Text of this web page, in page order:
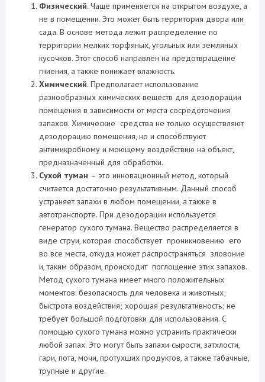
Физический. Чаще применяется на открытом воздухе, а
не в помещении. Это может быть территория двора или
сада. В основе метода лежит распределение по
территории мелких торфяных, угольных или земляных
кусочков. Этот способ направлен на предотвращение
гниения, а также понижает влажность.
Химический. Предполагает использование
разнообразных химических веществ для дезодорации
помещения в зависимости от места сосредоточения
запахов. Химические средства не только осуществляют
дезодорацию помещения, но и способствуют
антимикробному и моющему воздействию на объект,
предназначенный для обработки.
Сухой туман – это инновационный метод, который
считается достаточно результативным. Данный способ
устраняет запахи в любом помещении, а также в
автотранспорте. При дезодорации используется
генератор сухого тумана. Вещество распределяется в
виде струи, которая способствует проникновению его
во все места, откуда может распространяться зловоние
и, таким образом, происходит поглощение этих запахов.
Метод сухого тумана имеет много положительных
моментов: безопасность для человека и животных;
быстрота воздействия; хорошая результативность; не
требует большой подготовки для использования. С
помощью сухого тумана можно устранить практически
любой запах. Это могут быть запахи сырости, затхлости,
гари, пота, мочи, протухших продуктов, а также табачные,
трупные и другие.